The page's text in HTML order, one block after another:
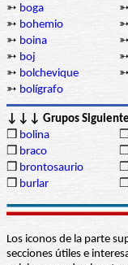
➳ boga ➳
➳ bohemio ➳
➳ boina ➳
➳ boj ➳
➳ bolchevique ➳
➳ bolígrafo
↓↓↓ Grupos
❒ bolina
❒ braco
❒ brontosaurio
❒ burlar
Los iconos de la parte
secciones útiles e